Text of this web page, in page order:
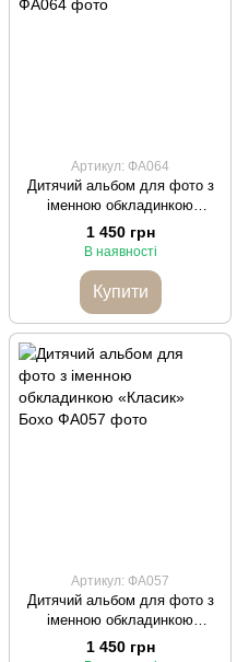
Артикул: ФА064
Дитячий альбом для фото з
іменною обкладинкою
«Класика» Ліс
1 450 грн
В наявності
Купити
Артикул: ФА057
Дитячий альбом для фото з
іменною обкладинкою
«Класик» Бохо
1 450 грн